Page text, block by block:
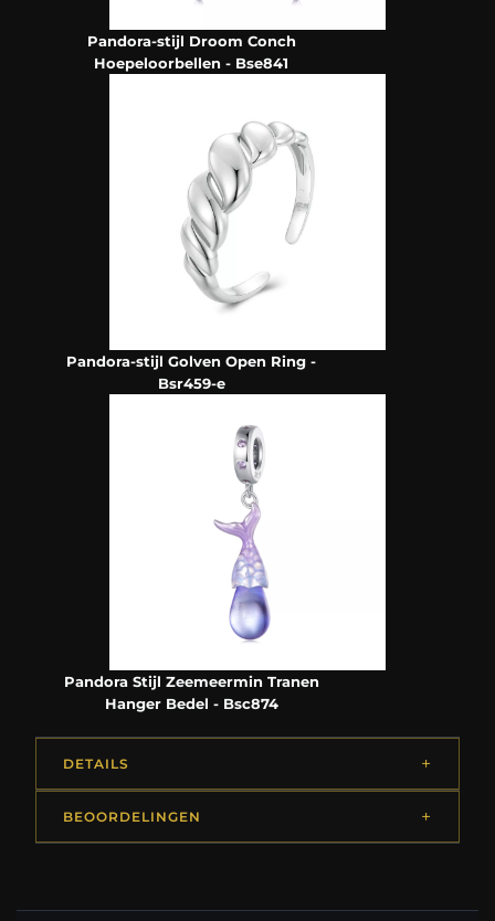
Pandora-stijl Droom Conch
Hoepeloorbellen - Bse841
Pandora-stijl Golven Open Ring -
Bsr459-e
Pandora Stijl Zeemeermin Tranen
Hanger Bedel - Bsc874
DETAILS
BEOORDELINGEN